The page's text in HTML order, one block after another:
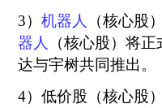
3） 机器人
（核心股
器人
（核心股）将
达与宇树共同推出。
4）低价股（核心股